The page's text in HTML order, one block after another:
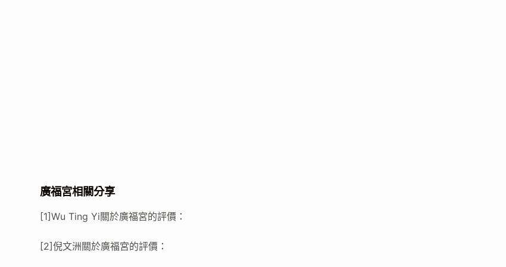
廣福宮相關分享
[1]Wu Ting Yi關於廣福宮的評價：
[2]倪文洲關於廣福宮的評價：